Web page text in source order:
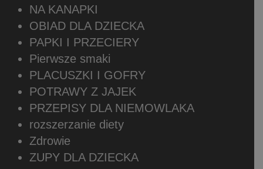
NA KANAPKI
OBIAD DLA DZIECKA
PAPKI I PRZECIERY
Pierwsze smaki
PLACUSZKI I GOFRY
POTRAWY Z JAJEK
PRZEPISY DLA NIEMOWLAKA
rozszerzanie diety
Zdrowie
ZUPY DLA DZIECKA